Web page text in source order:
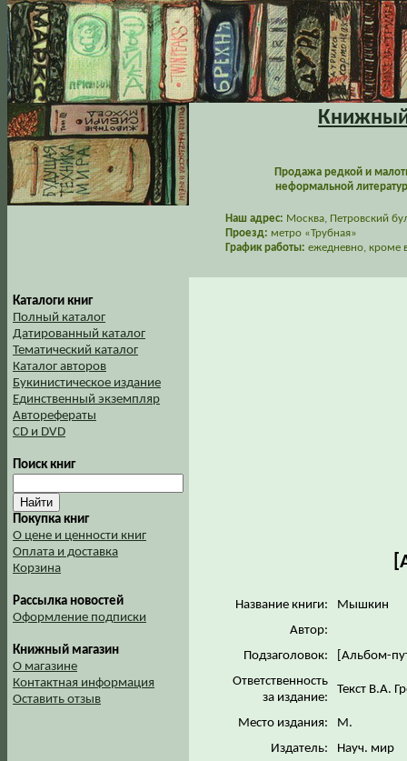
Книжный
Продажа редкой и
неформальной
Наш адрес: Москва, Петровский
Проезд: метро «Трубная»
График работы: ежедневно, кроме
Каталоги книг
Полный каталог
Датированный каталог
Тематический каталог
Каталог авторов
Букинистическое издание
Единственный экземпляр
Авторефераты
CD и DVD
Поиск книг
Покупка книг
О цене и ценности книг
Оплата и доставка
Корзина
Рассылка новостей
Оформление подписки
Книжный магазин
О магазине
Контактная информация
Оставить отзыв
Название книги:
Мышкин
Автор:
Подзаголовок:
[Альбом-
Ответственность
за издание:
Текст В.А.
Место издания:
М.
Издатель:
Науч. мир